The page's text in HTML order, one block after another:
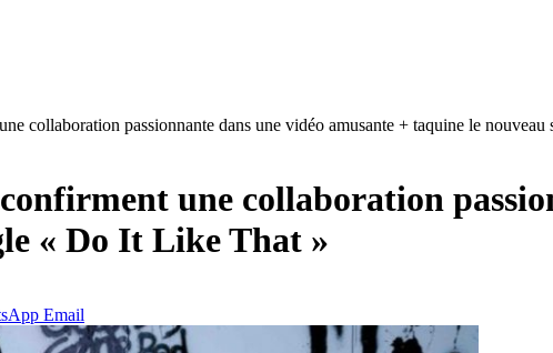
collaboration passionnante dans une vidéo amusante + taquine le
une collaboration
« Do It Like That »
Email